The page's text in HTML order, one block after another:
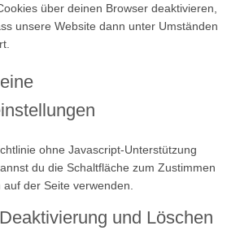
über deinen Browser deaktivieren,
unsere Website dann unter Umständen
ohne Javascript-Unterstützung
du die Schaltfläche zum Zustimmen
der Seite verwenden.
und Löschen